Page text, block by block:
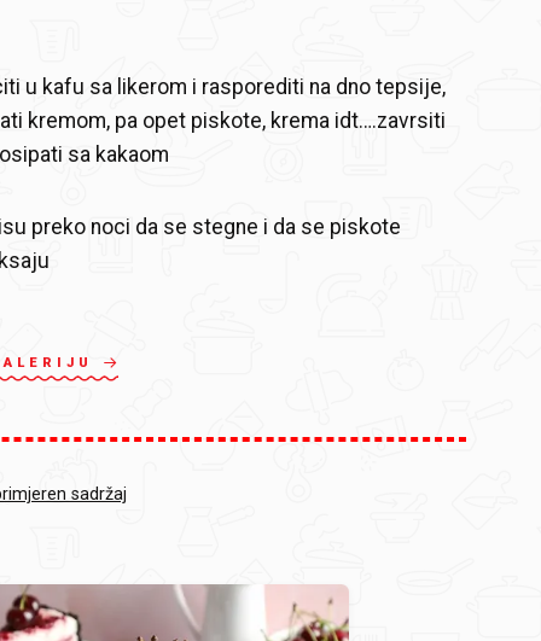
u kafu sa likerom i rasporediti na dno tepsije,
kremom, pa opet piskote, krema idt….zavrsiti
sa kakaom
preko noci da se stegne i da se piskote
sadržaj